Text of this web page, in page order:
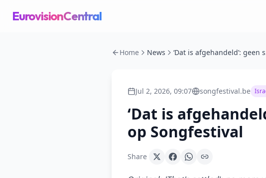
EurovisionCentral
Home News
Jul 2, 2026, 09:07 songfestival.be
‘Dat is
op Songfestival
Share